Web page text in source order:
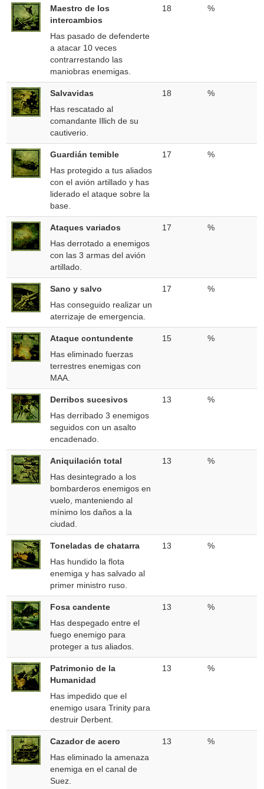
Maestro de los
intercambios
Has pasado de defenderte
a atacar 10 veces
contrarrestando las
maniobras enemigas.
18 %
Salvavidas
Has rescatado al
comandante Illich de su
cautiverio.
18 %
Guardián temible
Has protegido a tus aliados
con el avión artillado y has
liderado el ataque sobre la
base.
17 %
Ataques variados
Has derrotado a enemigos
con las 3 armas del avión
artillado.
17 %
Sano y salvo
Has conseguido realizar un
aterrizaje de emergencia.
17 %
Ataque contundente
Has eliminado fuerzas
terrestres enemigas con
MAA.
15 %
Derribos sucesivos
Has derribado 3 enemigos
seguidos con un asalto
encadenado.
13 %
Aniquilación total
Has desintegrado a los
bombarderos enemigos en
vuelo, manteniendo al
mínimo los daños a la
ciudad.
13 %
Toneladas de chatarra
Has hundido la flota
enemiga y has salvado al
primer ministro ruso.
13 %
Fosa candente
Has despegado entre el
fuego enemigo para
proteger a tus aliados.
13 %
Patrimonio de la
Humanidad
Has impedido que el
enemigo usara Trinity para
destruir Derbent.
13 %
Cazador de acero
Has eliminado la amenaza
enemiga en el canal de
Suez.
13 %